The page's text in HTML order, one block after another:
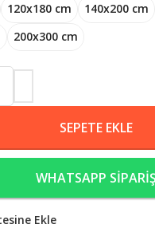
120x180 cm 140x200 cm
200x300 cm
SEPETE EKLE
WHATSAPP SİPARİŞ
Ekle